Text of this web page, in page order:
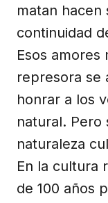
matan
continuidad
Esos
represora se
honrar a los
natural. Pero
naturaleza
En la cultura
de 100 años